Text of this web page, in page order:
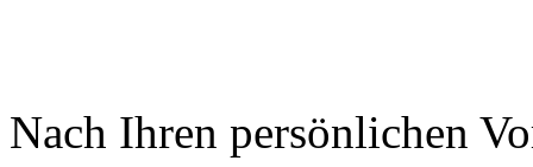
Nach Ihren persönlichen